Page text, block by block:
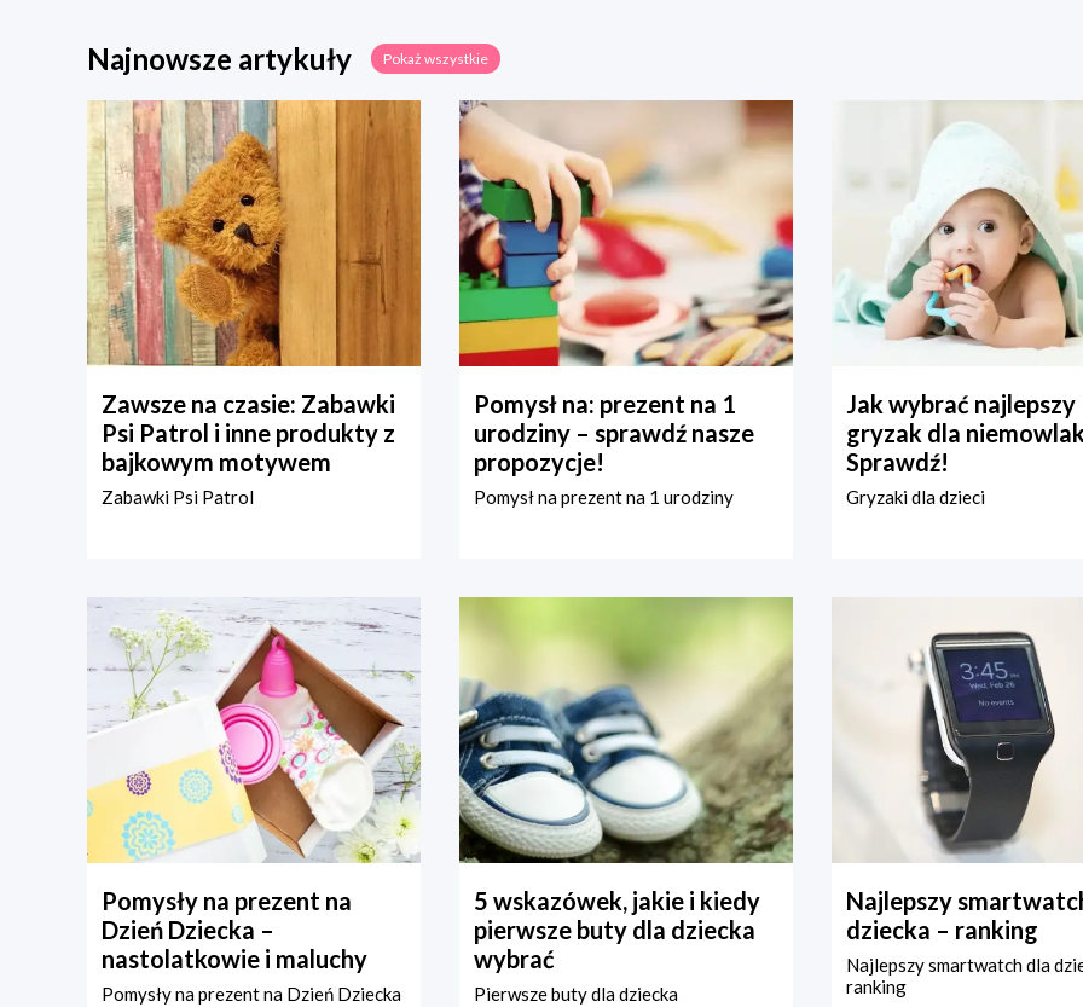
Najnowsze artykuły Pokaż wszystkie
Zawsze na czasie: Zabawki
Psi Patrol i inne produkty z
bajkowym motywem
Zabawki Psi Patrol
Pomysł na: prezent na 1
urodziny – sprawdź nasze
propozycje!
Pomysł na prezent na 1 urodziny
Jak wybrać najlepszy
gryzak dla
Sprawdź!
Gryzaki dla dzieci
Pomysły na prezent na
Dzień Dziecka –
nastolatkowie i maluchy
Pomysły na prezent na Dzień Dziecka
5 wskazówek, jakie i kiedy
pierwsze buty dla dziecka
wybrać
Pierwsze buty dla dziecka
Najlepszy
dziecka – ranking
Najlepszy smartwatch dla
ranking